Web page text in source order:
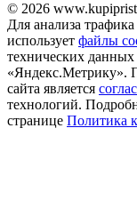
© 2026
Для анализа
использует файлы
технических данных
«Яндекс.Метрику».
сайта является
технологий.
странице Политика